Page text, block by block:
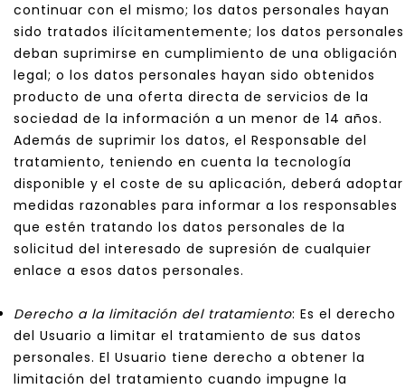
continuar con el mismo; los datos personales hayan
sido tratados ilícitamentemente; los datos personales
deban suprimirse en cumplimiento de una obligación
legal; o los datos personales hayan sido obtenidos
producto de una oferta directa de servicios de la
sociedad de la información a un menor de 14 años.
Además de suprimir los datos, el Responsable del
tratamiento, teniendo en cuenta la tecnología
disponible y el coste de su aplicación, deberá adoptar
medidas razonables para informar a los responsables
que estén tratando los datos personales de la
solicitud del interesado de supresión de cualquier
enlace a esos datos personales.
Derecho a la limitación del tratamiento: Es el derecho
del Usuario a limitar el tratamiento de sus datos
personales. El Usuario tiene derecho a obtener la
limitación del tratamiento cuando impugne la